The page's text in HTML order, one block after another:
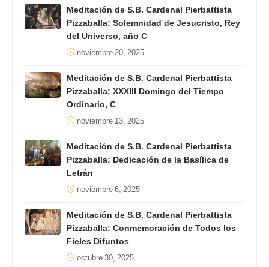
Meditación de S.B. Cardenal Pierbattista
Pizzaballa: Solemnidad de Jesucristo, Rey
del Universo, año C
noviembre 20, 2025
Meditación de S.B. Cardenal Pierbattista
Pizzaballa: XXXIII Domingo del Tiempo
Ordinario, C
noviembre 13, 2025
Meditación de S.B. Cardenal Pierbattista
Pizzaballa: Dedicación de la Basílica de
Letrán
noviembre 6, 2025
Meditación de S.B. Cardenal Pierbattista
Pizzaballa: Conmemoración de Todos los
Fieles Difuntos
octubre 30, 2025